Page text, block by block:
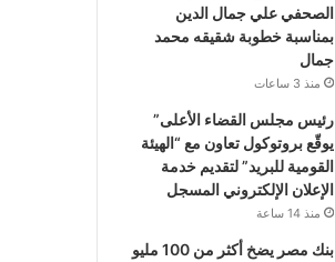
الصحفي علي جمال الدين
بمناسبة خطوبة شقيقه محمد
جمال
منذ 3 ساعات
رئيس مجلس القضاء الأعلى”
يوقّع بروتوكول تعاون مع “الهيئة
القومية للبريد” لتقديم خدمة
الإعلان الإلكتروني المسجل
منذ 14 ساعة
بنك مصر يضخ أكثر من 100 مليو